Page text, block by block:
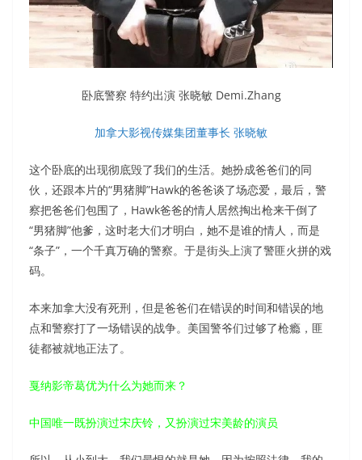
卧底警察 特约出演 张晓敏 Demi.Zhang
加拿大影视传媒集团董事长 张晓敏
这个卧底的出现彻底毁了我们的生活。她扮成爸爸们的同
伙，还跟本片的“男猪脚”Hawk的爸爸谈了场恋爱，最后，警
察把爸爸们包围了，Hawk爸爸的情人居然掏出枪来干倒了
“男猪脚”他爹，这时老大们才明白，她不是谁的情人，而是
“条子”，一个千真万确的警察。于是街头上演了警匪火拼的戏
码。
本来加拿大没有死刑，但是爸爸们在错误的时间和错误的地
点和警察打了一场错误的战争。美国警爷们过够了枪瘾，匪
徒都被就地正法了。
戛纳影帝葛优为什么为她而来？
中国唯一既扮演过宋庆铃，又扮演过宋美龄的演员